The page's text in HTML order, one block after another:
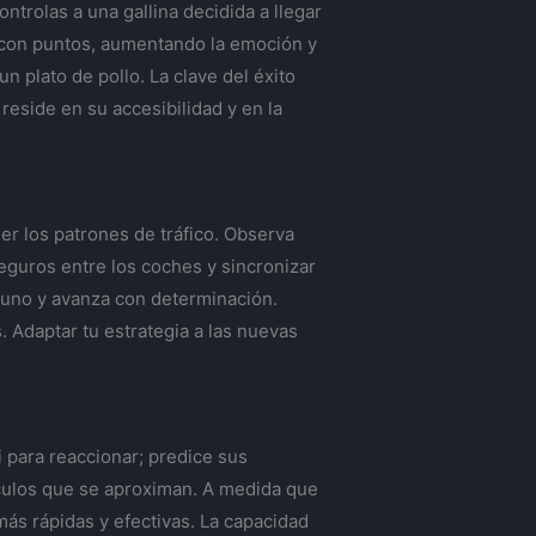
a una gallina decidida a llegar
puntos, aumentando la emoción y
plato de pollo. La clave del éxito
en su accesibilidad y en la
los patrones de tráfico. Observa
entre los coches y sincronizar
y avanza con determinación.
tu estrategia a las nuevas
reaccionar; predice sus
que se aproximan. A medida que
rápidas y efectivas. La capacidad